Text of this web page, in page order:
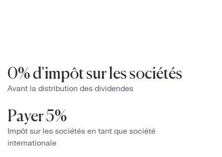
0% d'impôt sur les sociétés
Avant la distribution des dividendes
Payer 5%
Impôt sur les sociétés en tant que société
internationale